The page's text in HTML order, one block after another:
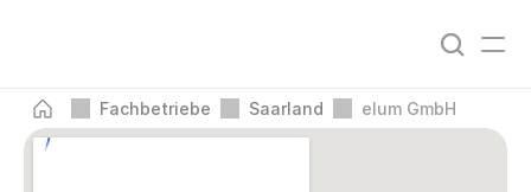
Fachbetriebe Saarland elum GmbH